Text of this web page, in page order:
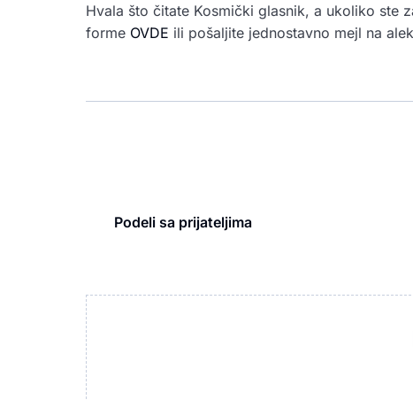
Hvala što čitate Kosmički glasnik, a ukoliko ste
forme OVDE ili pošaljite jednostavno mejl na
Podeli sa prijateljima